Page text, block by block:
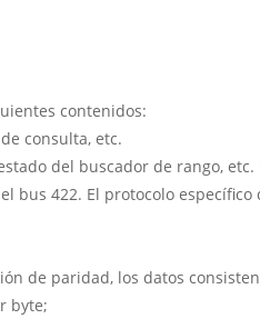
contenidos:
consulta, etc.
del buscador de rango,
bus 422. El protocolo específico
de paridad, los datos
byte;